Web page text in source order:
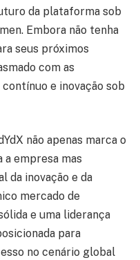
da plataforma sob
Embora não tenha
seus próximos
com as
e inovação sob
não apenas marca o
empresa mas
da inovação e da
mercado de
e uma liderança
para
no cenário global